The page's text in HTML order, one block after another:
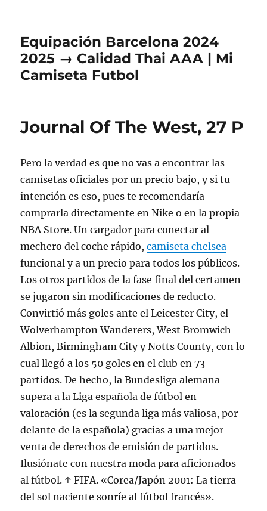
Equipación Barcelona 2024
2025 → Calidad Thai AAA | Mi
Camiseta Futbol
Journal Of The West, 27 P
Pero la verdad es que no vas a encontrar las
camisetas oficiales por un precio bajo, y si tu
intención es eso, pues te recomendaría
comprarla directamente en Nike o en la propia
NBA Store. Un cargador para conectar al
mechero del coche rápido,camiseta chelsea
funcional y a un precio para todos los públicos.
Los otros partidos de la fase final del certamen
se jugaron sin modificaciones de reducto.
Convirtió más goles ante el Leicester City, el
Wolverhampton Wanderers, West Bromwich
Albion, Birmingham City y Notts County, con lo
cual llegó a los 50 goles en el club en 73
partidos. De hecho, la Bundesliga alemana
supera a la Liga española de fútbol en
valoración (es la segunda liga más valiosa, por
delante de la española) gracias a una mejor
venta de derechos de emisión de partidos.
Ilusiónate con nuestra moda para aficionados
al fútbol. ↑ FIFA. «Corea/Japón 2001: La tierra
del sol naciente sonríe al fútbol francés».